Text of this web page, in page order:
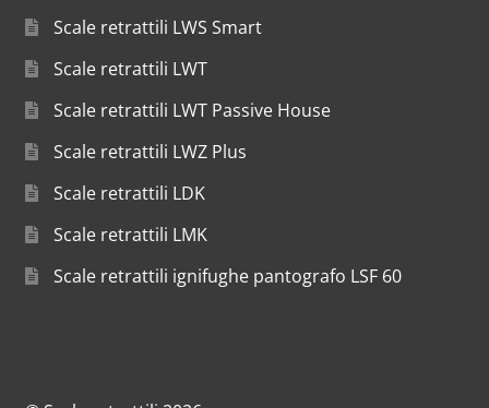
Scale retrattili LWS Smart
Scale retrattili LWT
Scale retrattili LWT Passive House
Scale retrattili LWZ Plus
Scale retrattili LDK
Scale retrattili LMK
Scale retrattili ignifughe pantografo LSF 60